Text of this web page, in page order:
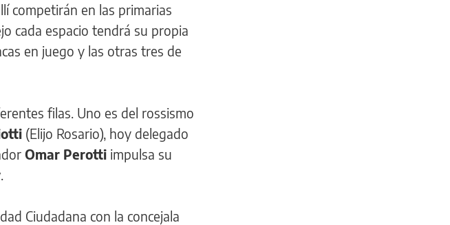
competirán en las primarias
cada espacio tendrá su propia
en juego y las otras tres de
filas. Uno es del rossismo
(Elijo Rosario), hoy delegado
Omar Perotti impulsa su
.
Ciudadana con la concejala